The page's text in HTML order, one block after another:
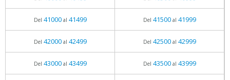
Del 41000al 41499 Del 41500al 41999
Del 42000al 42499 Del 42500al 42999
Del 43000al 43499 Del 43500al 43999